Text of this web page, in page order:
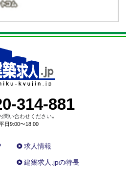
314-881
問い合わせください。
日9:00〜18:00
求人情報
建築求人.jpの特長